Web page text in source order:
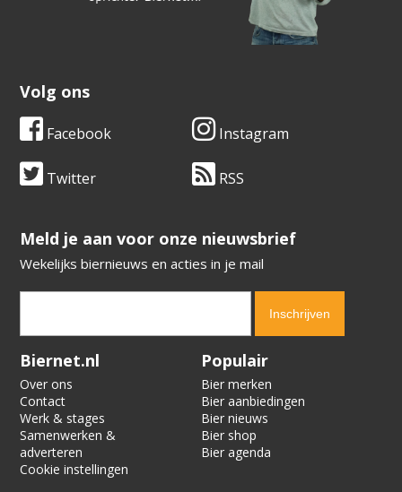
Volg ons
Facebook Instagram
Twitter RSS
​​​​​​​Meld je aan voor onze nieuwsbrief
Wekelijks biernieuws en acties in je mail
Verification code:
Biernet.nl
Over ons
Contact
Werk & stages
Samenwerken &
adverteren
Cookie instellingen
Populair
Bier merken
Bier aanbiedingen
Bier nieuws
Bier shop
Bier agenda